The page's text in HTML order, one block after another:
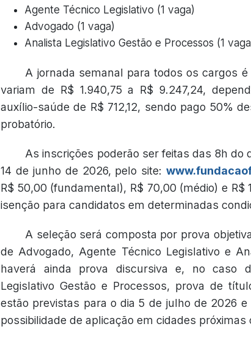
Agente Técnico Legislativo (1 vaga)
Advogado (1 vaga)
Analista Legislativo Gestão e Processos (1
A jornada semanal para todos os cargos
variam de R$ 1.940,75 a R$ 9.247,24,
auxílio-saúde de R$ 712,12, sendo pago 50%
probatório.
As inscrições poderão ser feitas das 8h do
14 de junho de 2026, pelo site:
R$ 50,00 (fundamental), R$ 70,00 (médio) e
isenção para candidatos em determinadas
A seleção será composta por prova
de Advogado, Agente Técnico Legislativo e
haverá ainda prova discursiva e, no caso
Legislativo Gestão e Processos, prova de
estão previstas para o dia 5 de julho de 2026
possibilidade de aplicação em cidades próximas